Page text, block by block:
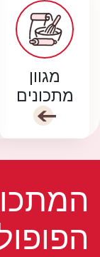
מגוון
מתכונים